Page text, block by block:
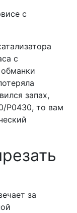
с
с
запах,
Р0430, то вам
за